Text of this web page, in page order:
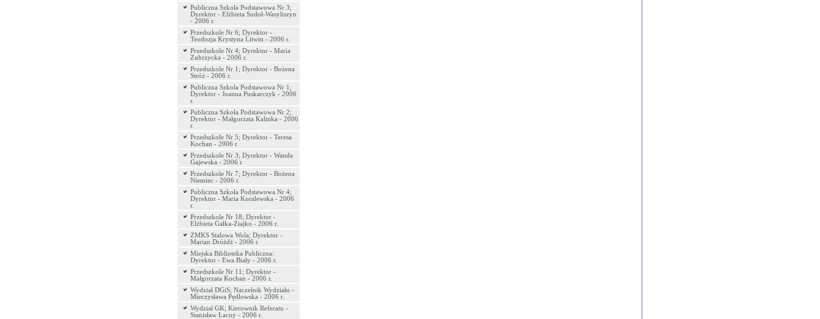
Publiczna Szkoła Podstawowa Nr 3;
Dyrektor - Elżbieta Sudoł-Wasyliszyn
- 2006 r.
Przedszkole Nr 6; Dyrektor -
Teodozja Krystyna Litwin - 2006 r.
Przedszkole Nr 4; Dyrektor - Maria
Zubrzycka - 2006 r.
Przedszkole Nr 1; Dyrektor - Bożena
Stróż - 2006 r.
Publiczna Szkoła Podstawowa Nr 1;
Dyrektor - Joanna Puskarczyk - 2006
r.
Publiczna Szkoła Podstawowa Nr 2;
Dyrektor - Małgorzata Kalinka - 2006
r.
Przedszkole Nr 5; Dyrektor - Teresa
Kochan - 2006 r.
Przedszkole Nr 3; Dyrektor - Wanda
Gajewska - 2006 r.
Przedszkole Nr 7; Dyrektor - Bożena
Niemiec - 2006 r.
Publiczna Szkoła Podstawowa Nr 4;
Dyrektor - Maria Koralewska - 2006
r.
Przedszkole Nr 18; Dyrektor -
Elżbieta Gałka-Ziajko - 2006 r.
ZMKS Stalowa Wola; Dyrektor -
Marian Dróżdż - 2006 r.
Miejska Biblioteka Publiczna:
Dyrektor - Ewa Biały - 2006 r.
Przedszkole Nr 11; Dyrektor -
Małgorzata Kochan - 2006 r.
Wydział DGiS; Naczelnik Wydziału -
Mieczysława Pędlowska - 2006 r.
Wydział GK; Kierownik Referatu -
Stanisław Łacny - 2006 r.